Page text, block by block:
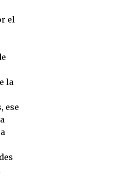
el
la
ese